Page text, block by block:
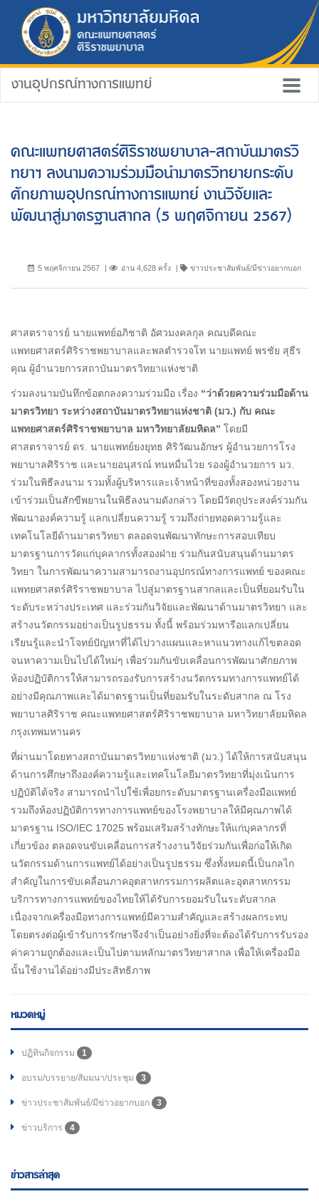
งานอุปกรณ์ทางการแพทย์
คณะแพทยศาสตร์ศิริราชพยาบาล-สถาบันมาตรวิ
ทยาฯ ลงนามความร่วมมือนำมาตรวิทยายกระดับ
ศักยภาพอุปกรณ์ทางการแพทย์ งานวิจัยและ
พัฒนาสู่มาตรฐานสากล (5 พฤศจิกายน 2567)
5 พฤศจิกายน 2567 อ่าน 4,628 ครั้ง ข่าวประชาสัมพันธ์/มีข่าวอยากบอก
ศาสตราจารย์ นายแพทย์อภิชาติ อัศวมงคลกุล คณบดีคณะ
แพทยศาสตร์ศิริราชพยาบาลและพลตำรวจโท นายแพทย์ พรชัย สุธีร
คุณ ผู้อำนวยการสถาบันมาตรวิทยาแห่งชาติ
ร่วมลงนามบันทึกข้อตกลงความร่วมมือ เรื่อง “ว่าด้วยความร่วมมือด้าน
มาตรวิทยา ระหว่างสถาบันมาตรวิทยาแห่งชาติ (มว.) กับ คณะ
แพทยศาสตร์ศิริราชพยาบาล มหาวิทยาลัยมหิดล” โดยมี
ศาสตราจารย์ ดร. นายแพทย์ยงยุทธ ศิริวัฒนอักษร ผู้อำนวยการโรง
พยาบาลศิริราช และนายอนุสรณ์ ทนหมื่นไวย รองผู้อำนวยการ มว.
ร่วมในพิธีลงนาม รวมทั้งผู้บริหารและเจ้าหน้าที่ของทั้งสองหน่วยงาน
เข้าร่วมเป็นสักขีพยานในพิธีลงนามดังกล่าว โดยมีวัตถุประสงค์ร่วมกัน
พัฒนาองค์ความรู้ แลกเปลี่ยนความรู้ รวมถึงถ่ายทอดความรู้และ
เทคโนโลยีด้านมาตรวิทยา ตลอดจนพัฒนาทักษะการสอบเทียบ
มาตรฐานการวัดแก่บุคลากรทั้งสองฝ่าย ร่วมกันสนับสนุนด้านมาตร
วิทยา ในการพัฒนาความสามารถงานอุปกรณ์ทางการแพทย์ ของคณะ
แพทยศาสตร์ศิริราชพยาบาล ไปสู่มาตรฐานสากลและเป็นที่ยอมรับใน
ระดับระหว่างประเทศ และร่วมกันวิจัยและพัฒนาด้านมาตรวิทยา และ
สร้างนวัตกรรมอย่างเป็นรูปธรรม ทั้งนี้ พร้อมร่วมหารือแลกเปลี่ยน
เรียนรู้และนำโจทย์ปัญหาที่ได้ไปวางแผนและหาแนวทางแก้ไขตลอด
จนหาความเป็นไปได้ใหม่ๆ เพื่อร่วมกันขับเคลื่อนการพัฒนาศักยภาพ
ห้องปฏิบัติการให้สามารถรองรับการสร้างนวัตกรรมทางการแพทย์ได้
อย่างมีคุณภาพและได้มาตรฐานเป็นที่ยอมรับในระดับสากล ณ โรง
พยาบาลศิริราช คณะแพทยศาสตร์ศิริราชพยาบาล มหาวิทยาลัยมหิดล
กรุงเทพมหานคร
ที่ผ่านมาโดยทางสถาบันมาตรวิทยาแห่งชาติ (มว.) ได้ให้การสนับสนุน
ด้านการศึกษาถึงองค์ความรู้และเทคโนโลยีมาตรวิทยาที่มุ่งเน้นการ
ปฏิบัติได้จริง สามารถนำไปใช้เพื่อยกระดับมาตรฐานเครื่องมือแพทย์
รวมถึงห้องปฏิบัติการทางการแพทย์ของโรงพยาบาลให้มีคุณภาพได้
มาตรฐาน ISO/IEC 17025 พร้อมเสริมสร้างทักษะให้แก่บุคลากรที่
เกี่ยวข้อง ตลอดจนขับเคลื่อนการสร้างงานวิจัยร่วมกันเพื่อก่อให้เกิด
นวัตกรรมด้านการแพทย์ได้อย่างเป็นรูปธรรม ซึ่งทั้งหมดนี้เป็นกลไก
สำคัญในการขับเคลื่อนภาคอุตสาหกรรมการผลิตและอุตสาหกรรม
บริการทางการแพทย์ของไทยให้ได้รับการยอมรับในระดับสากล
เนื่องจากเครื่องมือทางการแพทย์มีความสำคัญและสร้างผลกระทบ
โดยตรงต่อผู้เข้ารับการรักษาจึงจำเป็นอย่างยิ่งที่จะต้องได้รับการรับรอง
ค่าความถูกต้องและเป็นไปตามหลักมาตรวิทยาสากล เพื่อให้เครื่องมือ
นั้นใช้งานได้อย่างมีประสิทธิภาพ
หมวดหมู่
ปฏิทินกิจกรรม 1
อบรม/บรรยาย/สัมมนา/ประชุม 3
ข่าวประชาสัมพันธ์/มีข่าวอยากบอก 3
ข่าวบริการ 4
ข่าวสารล่าสุด